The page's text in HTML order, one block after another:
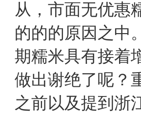
从，市面无优惠
的的的原因之
期糯米具有接着
做出谢绝了呢？
之前以及提到浙